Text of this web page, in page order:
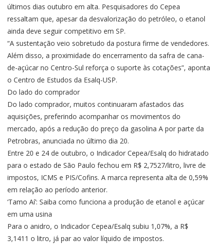
últimos dias outubro em alta. Pesquisadores do Cepea
ressaltam que, apesar da desvalorização do petróleo, o etanol
ainda deve seguir competitivo em SP.
“A sustentação veio sobretudo da postura firme de vendedores.
Além disso, a proximidade do encerramento da safra de cana-
de-açúcar no Centro-Sul reforça o suporte às cotações”, aponta
o Centro de Estudos da Esalq-USP.
Do lado do comprador
Do lado comprador, muitos continuaram afastados das
aquisições, preferindo acompanhar os movimentos do
mercado, após a redução do preço da gasolina A por parte da
Petrobras, anunciada no último dia 20.
Entre 20 e 24 de outubro, o Indicador Cepea/Esalq do hidratado
para o estado de São Paulo fechou em R$ 2,7527/litro, livre de
impostos, ICMS e PIS/Cofins. A marca representa alta de 0,59%
em relação ao período anterior.
‘Tamo Aí’: Saiba como funciona a produção de etanol e açúcar
em uma usina
Para o anidro, o Indicador Cepea/Esalq subiu 1,07%, a R$
3,1411 o litro, já par ao valor líquido de impostos.